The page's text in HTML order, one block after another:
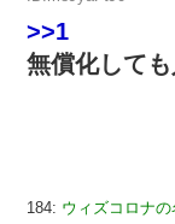
>>1
無償化して
184: ウィズコロナ